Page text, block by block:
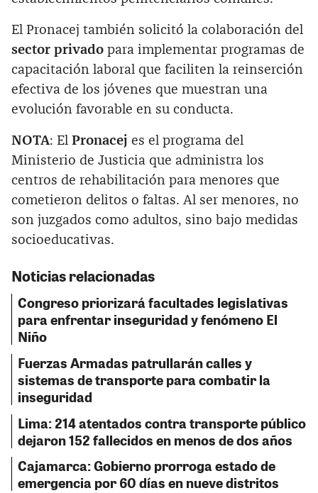
El Pronacej también solicitó la colaboración del
sector privado para implementar programas de
capacitación laboral que faciliten la reinserción
efectiva de los jóvenes que muestran una
evolución favorable en su conducta.
NOTA: El Pronacej es el programa del
Ministerio de Justicia que administra los
centros de rehabilitación para menores que
cometieron delitos o faltas. Al ser menores, no
son juzgados como adultos, sino bajo medidas
socioeducativas.
Noticias relacionadas
Congreso priorizará facultades legislativas
para enfrentar inseguridad y fenómeno El
Niño
Fuerzas Armadas patrullarán calles y
sistemas de transporte para combatir la
inseguridad
Lima: 214 atentados contra transporte público
dejaron 152 fallecidos en menos de dos años
Cajamarca: Gobierno prorroga estado de
emergencia por 60 días en nueve distritos